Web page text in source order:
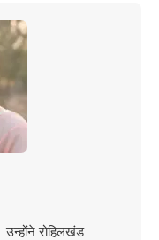
रोहिलखंड